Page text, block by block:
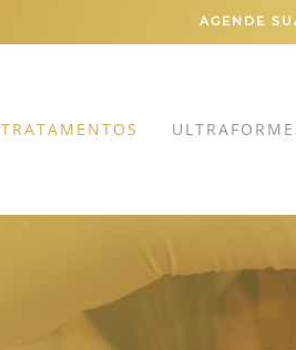
AGENDE
TRATAMENTOS